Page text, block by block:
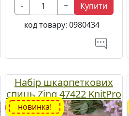
- +
Купити
код товару: 0980434
Набір шкарпеткових
спиць Zing 47422 KnitPro
, довжина 20 см №2,5-
новинка!